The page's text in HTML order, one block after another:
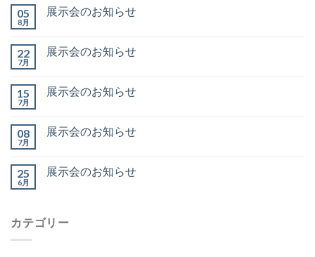
05
8月
展示会のお知らせ
22
7月
展示会のお知らせ
15
7月
展示会のお知らせ
08
7月
展示会のお知らせ
25
6月
展示会のお知らせ
カテゴリー